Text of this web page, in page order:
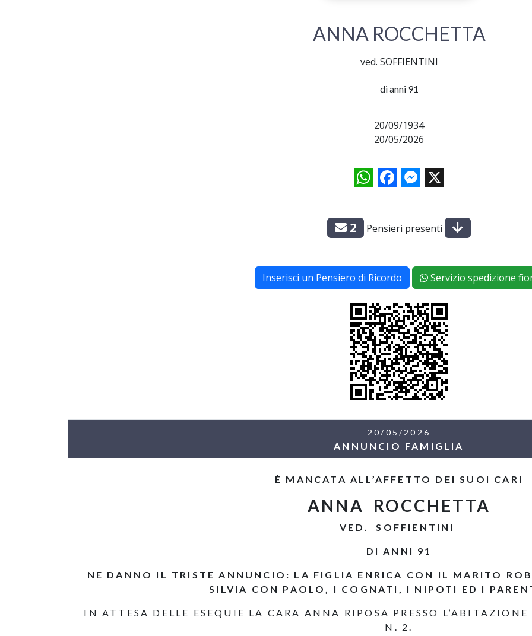
ANNA ROCCHETTA
ved. SOFFIENTINI
di anni 91
20/09/1934
20/05/2026
WhatsAppFacebookMessenger
X
2 Pensieri presenti
Inserisci un Pensiero di Ricordo Servizio spedizione
20/05/2026
ANNUNCIO FAMIGLIA
È MANCATA ALL’AFFETTO DEI SUOI CARI
ANNA ROCCHETTA
VED. SOFFIENTINI
DI ANNI 91
NE DANNO IL TRISTE ANNUNCIO: LA FIGLIA ENRICA CON IL MARITO
SILVIA CON PAOLO, I COGNATI, I NIPOTI ED I
IN ATTESA DELLE ESEQUIE LA CARA ANNA RIPOSA PRESSO
N. 2.